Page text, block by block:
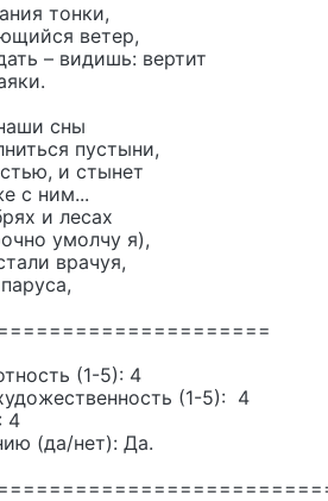
тонки,
ветер,
– видишь: вертит
сны
пустыни,
и стынет
с ним...
и лесах
умолчу я),
врачуя,
(1-5): 4
(1-5): 4
4
(да/нет): Да.